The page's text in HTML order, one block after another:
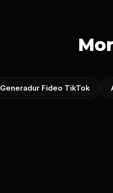
Generadur Fideo TikTok